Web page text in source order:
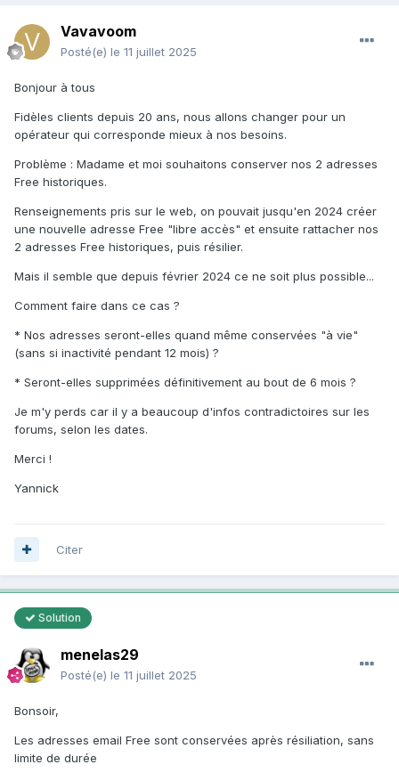
Vavavoom
Posté(e) le 11 juillet 2025
Bonjour à tous
Fidèles clients depuis 20 ans, nous allons changer pour un
opérateur qui corresponde mieux à nos besoins.
Problème : Madame et moi souhaitons conserver nos 2 adresses
Free historiques.
Renseignements pris sur le web, on pouvait jusqu'en 2024 créer
une nouvelle adresse Free "libre accès" et ensuite rattacher nos
2 adresses Free historiques, puis résilier.
Mais il semble que depuis février 2024 ce ne soit plus possible...
Comment faire dans ce cas ?
* Nos adresses seront-elles quand même conservées "à vie"
(sans si inactivité pendant 12 mois) ?
* Seront-elles supprimées définitivement au bout de 6 mois ?
Je m'y perds car il y a beaucoup d'infos contradictoires sur les
forums, selon les dates.
Merci !
Yannick
Citer
Solution
menelas29
Posté(e) le 11 juillet 2025
Bonsoir,
Les adresses email Free sont conservées après résiliation, sans
limite de durée